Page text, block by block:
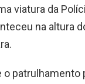
viatura da
na altura
patrulhamento